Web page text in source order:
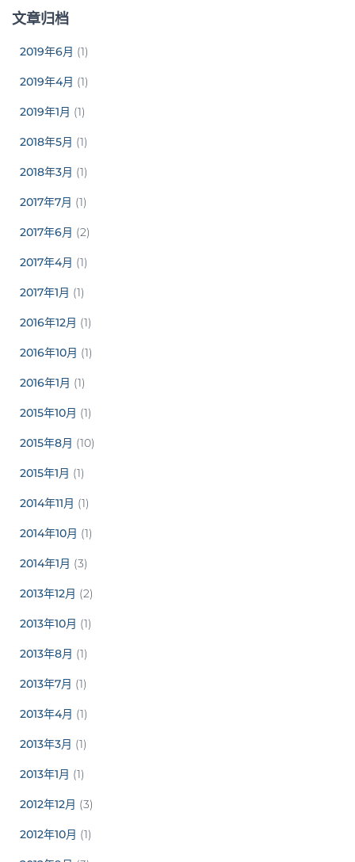
文章归档
2019年6月 (1)
2019年4月 (1)
2019年1月 (1)
2018年5月 (1)
2018年3月 (1)
2017年7月 (1)
2017年6月 (2)
2017年4月 (1)
2017年1月 (1)
2016年12月 (1)
2016年10月 (1)
2016年1月 (1)
2015年10月 (1)
2015年8月 (10)
2015年1月 (1)
2014年11月 (1)
2014年10月 (1)
2014年1月 (3)
2013年12月 (2)
2013年10月 (1)
2013年8月 (1)
2013年7月 (1)
2013年4月 (1)
2013年3月 (1)
2013年1月 (1)
2012年12月 (3)
2012年10月 (1)